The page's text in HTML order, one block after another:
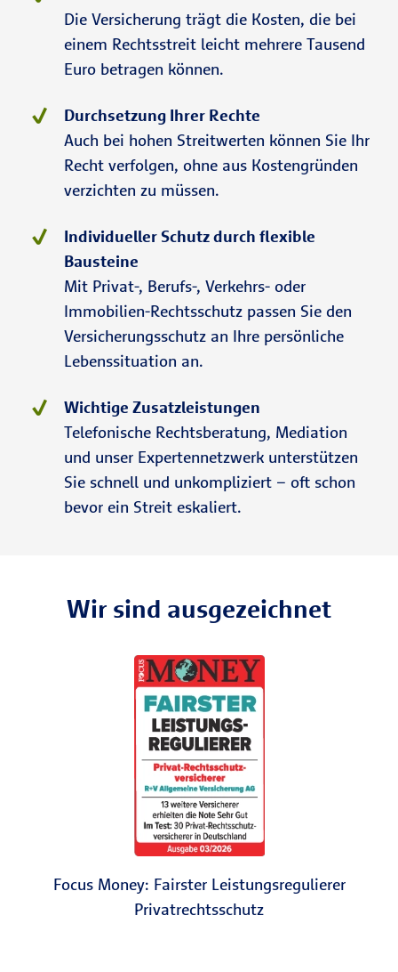
Die Versicherung trägt die Kosten, die bei
einem Rechtsstreit leicht mehrere Tausend
Euro betragen können.
Durchsetzung Ihrer Rechte
Auch bei hohen Streitwerten können Sie Ihr
Recht verfolgen, ohne aus Kostengründen
verzichten zu müssen.
Individueller Schutz durch flexible
Bausteine
Mit Privat-, Berufs-, Verkehrs- oder
Immobilien-Rechtsschutz passen Sie den
Versicherungsschutz an Ihre persönliche
Lebenssituation an.
Wichtige Zusatzleistungen
Telefonische Rechtsberatung, Mediation
und unser Expertennetzwerk unterstützen
Sie schnell und unkompliziert – oft schon
bevor ein Streit eskaliert.
Wir sind ausgezeichnet
Focus Money: Fairster Leistungsregulierer
Privatrechtsschutz